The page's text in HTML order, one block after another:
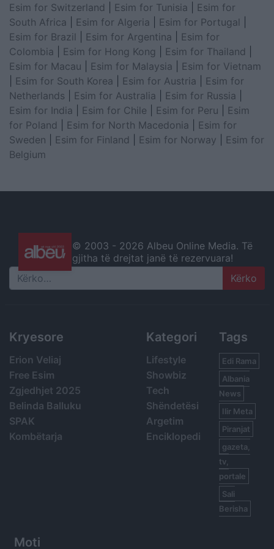
Esim for Switzerland
Esim for Tunisia
Esim for
South Africa
Esim for Algeria Esim for Portugal
Esim for Brazil
Esim for Argentina
Esim for
Colombia
Esim for Hong Kong Esim for Thailand
Esim for Macau
Esim for Malaysia
Esim for Vietnam
Esim for South Korea Esim for Austria
Esim for
Netherlands
Esim for Australia Esim for Russia
Esim for India
Esim for Chile Esim for Peru
Esim
for Poland
Esim for North Macedonia
Esim for
Sweden
Esim for Finland Esim for Norway
Esim for
Belgium
© 2003 - 2026 Albeu Online Media. Të
gjitha të drejtat janë të rezervuara!
Search
Kryesore
Erion Veliaj
Free Esim
Zgjedhjet 2025
Belinda Balluku
SPAK
Kombëtarja
Kategori
Lifestyle
Showbiz
Tech
Shëndetësi
Argetim
Enciklopedi
Tags
Edi Rama
Albania
News
Ilir Meta
Piranjat
gazeta,
tv,
portale
Sali
Berisha
Moti